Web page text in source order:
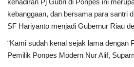
kebanggaan, dan bersama para santri
SF Hariyanto menjadi Gubernur Riau
“Kami sudah kenal sejak lama dengan
Pemilik Ponpes Modern Nur Alif,